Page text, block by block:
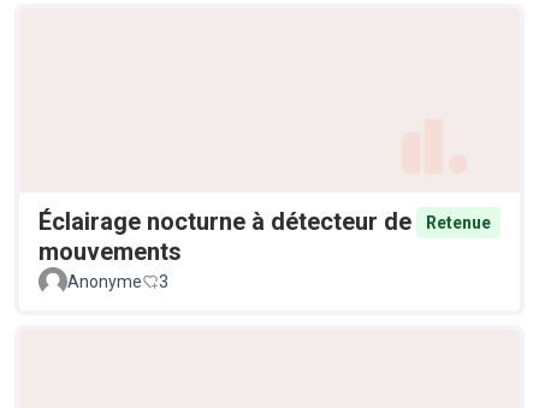
Éclairage nocturne à détecteur de
mouvements
Retenue
Anonyme 3